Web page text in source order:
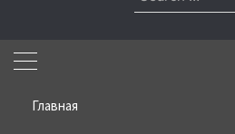
for:
Главная